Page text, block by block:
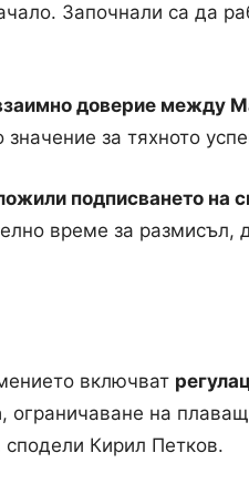
Започнали са да
доверие между
за тяхното
подписването на
време за размисъл,
включват
, ограничаване на
Кирил Петков.